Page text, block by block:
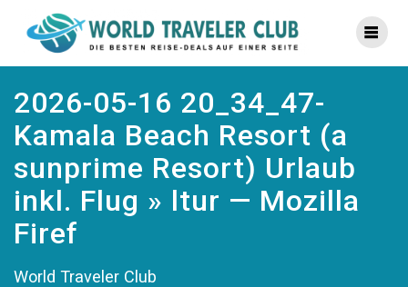
Inhalt
springen
2026-05-16 20_34_47-
Kamala Beach Resort (a
sunprime Resort) Urlaub
inkl. Flug » ltur — Mozilla
Firef
World Traveler Club